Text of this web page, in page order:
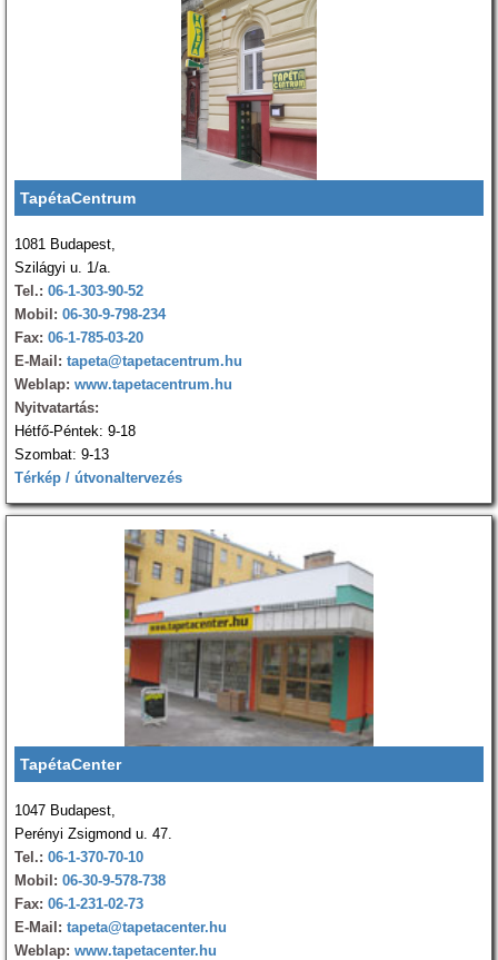
TapétaCentrum
1081 Budapest,
Szilágyi u. 1/a.
Tel.: 06-1-303-90-52
Mobil: 06-30-9-798-234
Fax: 06-1-785-03-20
E-Mail: tapeta@tapetacentrum.hu
Weblap: www.tapetacentrum.hu
Nyitvatartás:
Hétfő-Péntek: 9-18
Szombat: 9-13
Térkép / útvonaltervezés
TapétaCenter
1047 Budapest,
Perényi Zsigmond u. 47.
Tel.: 06-1-370-70-10
Mobil: 06-30-9-578-738
Fax: 06-1-231-02-73
E-Mail: tapeta@tapetacenter.hu
Weblap: www.tapetacenter.hu